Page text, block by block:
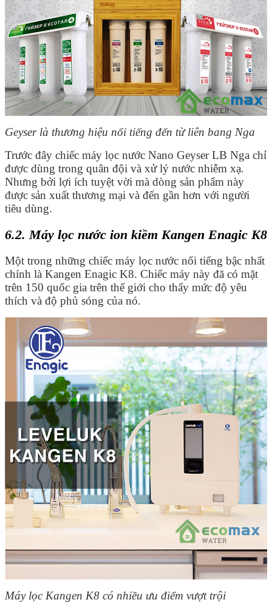
Geyser là thương hiệu nổi tiếng đến từ liên bang Nga
Trước đây chiếc máy lọc nước Nano Geyser LB Nga chỉ
được dùng trong quân đội và xử lý nước nhiễm xạ.
Nhưng bởi lợi ích tuyệt vời mà dòng sản phẩm này
được sản xuất thương mại và đến gần hơn với người
tiêu dùng.
6.2. Máy lọc nước ion kiềm Kangen Enagic K8
Một trong những chiếc máy lọc nước nổi tiếng bậc nhất
chính là Kangen Enagic K8. Chiếc máy này đã có mặt
trên 150 quốc gia trên thế giới cho thấy mức độ yêu
thích và độ phủ sóng của nó.
Máy lọc Kangen K8 có nhiều ưu điểm vượt trội